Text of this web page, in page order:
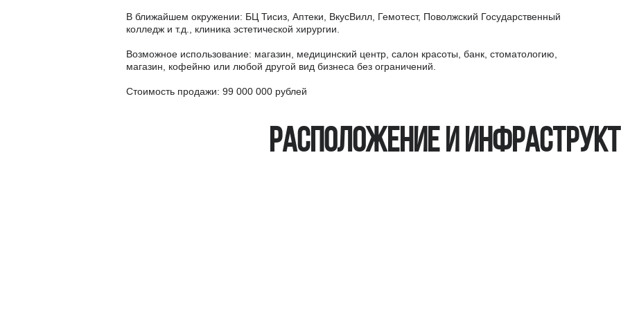
В ближайшем окружении: БЦ Тисиз, Аптеки, ВкусВилл, Гемотест, Поволжский Государственный
колледж и т.д., клиника эстетической хирургии.
Возможное использование: магазин, мeдицинcкий центp, салон красоты, банк, стоматологию,
магазин, кофейню или любой другой вид бизнеса без ограничений.
Стоимость продажи: 99 000 000 рублей
Расположение и